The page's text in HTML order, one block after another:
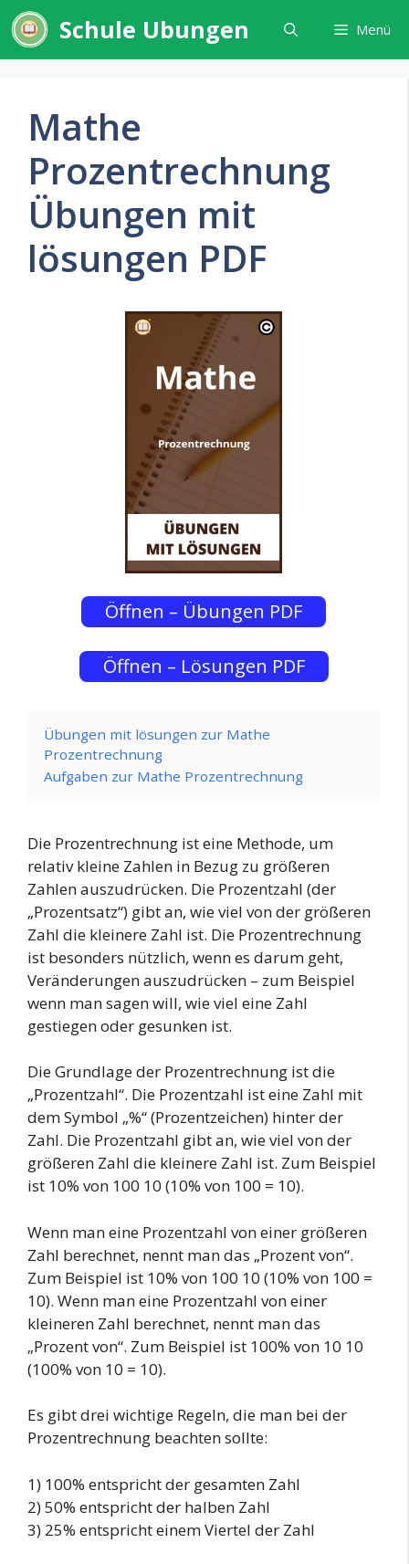
Zum
Inhalt
springen
Schule Ubungen Menü
Mathe
Prozentrechnung
Übungen mit
lösungen PDF
Öffnen – Übungen PDF
Öffnen – Lösungen PDF
Übungen mit lösungen zur Mathe
Prozentrechnung
Aufgaben zur Mathe Prozentrechnung
Die Prozentrechnung ist eine Methode, um
relativ kleine Zahlen in Bezug zu größeren
Zahlen auszudrücken. Die Prozentzahl (der
„Prozentsatz“) gibt an, wie viel von der größeren
Zahl die kleinere Zahl ist. Die Prozentrechnung
ist besonders nützlich, wenn es darum geht,
Veränderungen auszudrücken – zum Beispiel
wenn man sagen will, wie viel eine Zahl
gestiegen oder gesunken ist.
Die Grundlage der Prozentrechnung ist die
„Prozentzahl“. Die Prozentzahl ist eine Zahl mit
dem Symbol „%“ (Prozentzeichen) hinter der
Zahl. Die Prozentzahl gibt an, wie viel von der
größeren Zahl die kleinere Zahl ist. Zum Beispiel
ist 10% von 100 10 (10% von 100 = 10).
Wenn man eine Prozentzahl von einer größeren
Zahl berechnet, nennt man das „Prozent von“.
Zum Beispiel ist 10% von 100 10 (10% von 100 =
10). Wenn man eine Prozentzahl von einer
kleineren Zahl berechnet, nennt man das
„Prozent von“. Zum Beispiel ist 100% von 10 10
(100% von 10 = 10).
Es gibt drei wichtige Regeln, die man bei der
Prozentrechnung beachten sollte:
1) 100% entspricht der gesamten Zahl
2) 50% entspricht der halben Zahl
3) 25% entspricht einem Viertel der Zahl